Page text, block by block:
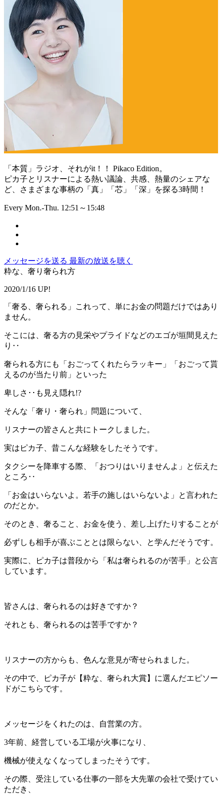
「本質」ラジオ、それがit！！ Pikaco Edition。
ピカ子とリスナーによる熱い議論、共感、熱量のシェアな
ど、さまざまな事柄の「真」「芯」「深」を探る3時間！
Every Mon.-Thu. 12:51～15:48
メッセージを送る 最新の放送を聴く
粋な、奢り奢られ方
2020/1/16 UP!
「奢る、奢られる」これって、単にお金の問題だけではあり
ません。
そこには、奢る方の見栄やプライドなどのエゴが垣間見えた
り‥
奢られる方にも「おごってくれたらラッキー」「おごって貰
えるのが当たり前」といった
卑しさ･･も見え隠れ!?
そんな「奢り・奢られ」問題について、
リスナーの皆さんと共にトークしました。
実はピカ子、昔こんな経験をしたそうです。
タクシーを降車する際、「おつりはいりませんよ」と伝えた
ところ‥
「お金はいらないよ。若手の施しはいらないよ」と言われた
のだとか。
そのとき、奢ること、お金を使う、差し上げたりすることが
必ずしも相手が喜ぶこととは限らない、と学んだそうです。
実際に、ピカ子は普段から「私は奢られるのが苦手」と公言
しています。
皆さんは、奢られるのは好きですか？
それとも、奢られるのは苦手ですか？
リスナーの方からも、色んな意見が寄せられました。
その中で、ピカ子が【粋な、奢られ大賞】に選んだエピソー
ドがこちらです。
メッセージをくれたのは、自営業の方。
3年前、経営している工場が火事になり、
機械が使えなくなってしまったそうです。
その際、受注している仕事の一部を大先輩の会社で受けてい
ただき、